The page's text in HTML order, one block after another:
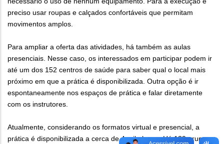
preciso usar roupas e calçados confortáveis que permitam
movimentos amplos.
Para ampliar a oferta das atividades, há também as aulas
presenciais. Nesse caso, os interessados em participar podem ir
até um dos 152 centros de saúde para saber qual o local mais
próximo em que a prática é disponibilizada. Outra opção é ir
espontaneamente nos espaços de prática e falar diretamente
com os instrutores.
Atualmente, considerando os formatos virtual e presencial, a
prática é disponibilizada a cerca de 4 mil alunos. Há 139 grupos